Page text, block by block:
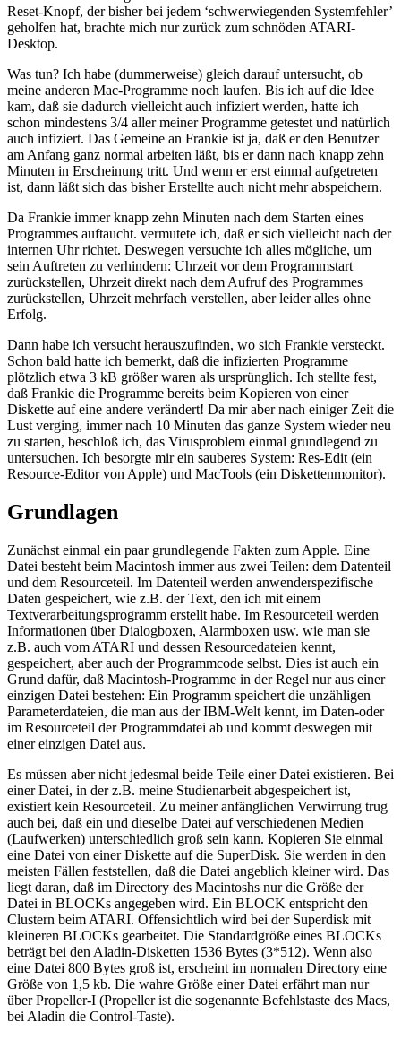
Reset-Knopf, der bisher bei jedem ‘schwerwiegenden Systemfehler’
geholfen hat, brachte mich nur zurück zum schnöden ATARI-
Desktop.
Was tun? Ich habe (dummerweise) gleich darauf untersucht, ob
meine anderen Mac-Programme noch laufen. Bis ich auf die Idee
kam, daß sie dadurch vielleicht auch infiziert werden, hatte ich
schon mindestens 3/4 aller meiner Programme getestet und natürlich
auch infiziert. Das Gemeine an Frankie ist ja, daß er den Benutzer
am Anfang ganz normal arbeiten läßt, bis er dann nach knapp zehn
Minuten in Erscheinung tritt. Und wenn er erst einmal aufgetreten
ist, dann läßt sich das bisher Erstellte auch nicht mehr abspeichern.
Da Frankie immer knapp zehn Minuten nach dem Starten eines
Programmes auftaucht. vermutete ich, daß er sich vielleicht nach der
internen Uhr richtet. Deswegen versuchte ich alles mögliche, um
sein Auftreten zu verhindern: Uhrzeit vor dem Programmstart
zurückstellen, Uhrzeit direkt nach dem Aufruf des Programmes
zurückstellen, Uhrzeit mehrfach verstellen, aber leider alles ohne
Erfolg.
Dann habe ich versucht herauszufinden, wo sich Frankie versteckt.
Schon bald hatte ich bemerkt, daß die infizierten Programme
plötzlich etwa 3 kB größer waren als ursprünglich. Ich stellte fest,
daß Frankie die Programme bereits beim Kopieren von einer
Diskette auf eine andere verändert! Da mir aber nach einiger Zeit die
Lust verging, immer nach 10 Minuten das ganze System wieder neu
zu starten, beschloß ich, das Virusproblem einmal grundlegend zu
untersuchen. Ich besorgte mir ein sauberes System: Res-Edit (ein
Resource-Editor von Apple) und MacTools (ein Diskettenmonitor).
Grundlagen
Zunächst einmal ein paar grundlegende Fakten zum Apple. Eine
Datei besteht beim Macintosh immer aus zwei Teilen: dem Datenteil
und dem Resourceteil. Im Datenteil werden anwenderspezifische
Daten gespeichert, wie z.B. der Text, den ich mit einem
Textverarbeitungsprogramm erstellt habe. Im Resourceteil werden
Informationen über Dialogboxen, Alarmboxen usw. wie man sie
z.B. auch vom ATARI und dessen Resourcedateien kennt,
gespeichert, aber auch der Programmcode selbst. Dies ist auch ein
Grund dafür, daß Macintosh-Programme in der Regel nur aus einer
einzigen Datei bestehen: Ein Programm speichert die unzähligen
Parameterdateien, die man aus der IBM-Welt kennt, im Daten-oder
im Resourceteil der Programmdatei ab und kommt deswegen mit
einer einzigen Datei aus.
Es müssen aber nicht jedesmal beide Teile einer Datei existieren. Bei
einer Datei, in der z.B. meine Studienarbeit abgespeichert ist,
existiert kein Resourceteil. Zu meiner anfänglichen Verwirrung trug
auch bei, daß ein und dieselbe Datei auf verschiedenen Medien
(Laufwerken) unterschiedlich groß sein kann. Kopieren Sie einmal
eine Datei von einer Diskette auf die SuperDisk. Sie werden in den
meisten Fällen feststellen, daß die Datei angeblich kleiner wird. Das
liegt daran, daß im Directory des Macintoshs nur die Größe der
Datei in BLOCKs angegeben wird. Ein BLOCK entspricht den
Clustern beim ATARI. Offensichtlich wird bei der Superdisk mit
kleineren BLOCKs gearbeitet. Die Standardgröße eines BLOCKs
beträgt bei den Aladin-Disketten 1536 Bytes (3*512). Wenn also
eine Datei 800 Bytes groß ist, erscheint im normalen Directory eine
Größe von 1,5 kb. Die wahre Größe einer Datei erfährt man nur
über Propeller-I (Propeller ist die sogenannte Befehlstaste des Macs,
bei Aladin die Control-Taste).